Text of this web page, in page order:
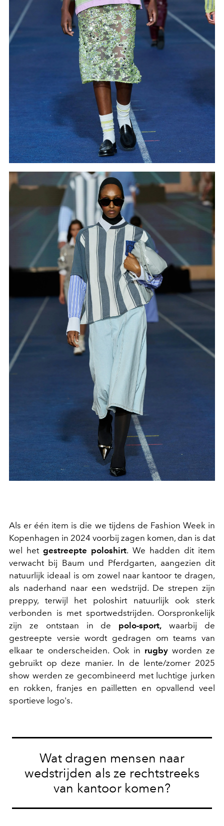
Als er één item is die we tijdens de Fashion Week in
Kopenhagen in 2024 voorbij zagen komen, dan is dat
wel hetgestreepte poloshirt. We hadden dit item
verwacht bij Baum und Pferdgarten, aangezien dit
natuurlijk ideaal is om zowel naar kantoor te dragen,
als naderhand naar een wedstrijd. De strepen zijn
preppy, terwijl het poloshirt natuurlijk ook sterk
verbonden is met sportwedstrijden. Oorspronkelijk
zijn ze ontstaan in de polo-sport, waarbij de
gestreepte versie wordt gedragen om teams van
elkaar te onderscheiden. Ook in rugby worden ze
gebruikt op deze manier. In de lente/zomer 2025
show werden ze gecombineerd met luchtige jurken
en rokken, franjes en pailletten en opvallend veel
sportieve logo's.
Wat dragen mensen naar
wedstrijden als ze rechtstreeks
van kantoor komen?